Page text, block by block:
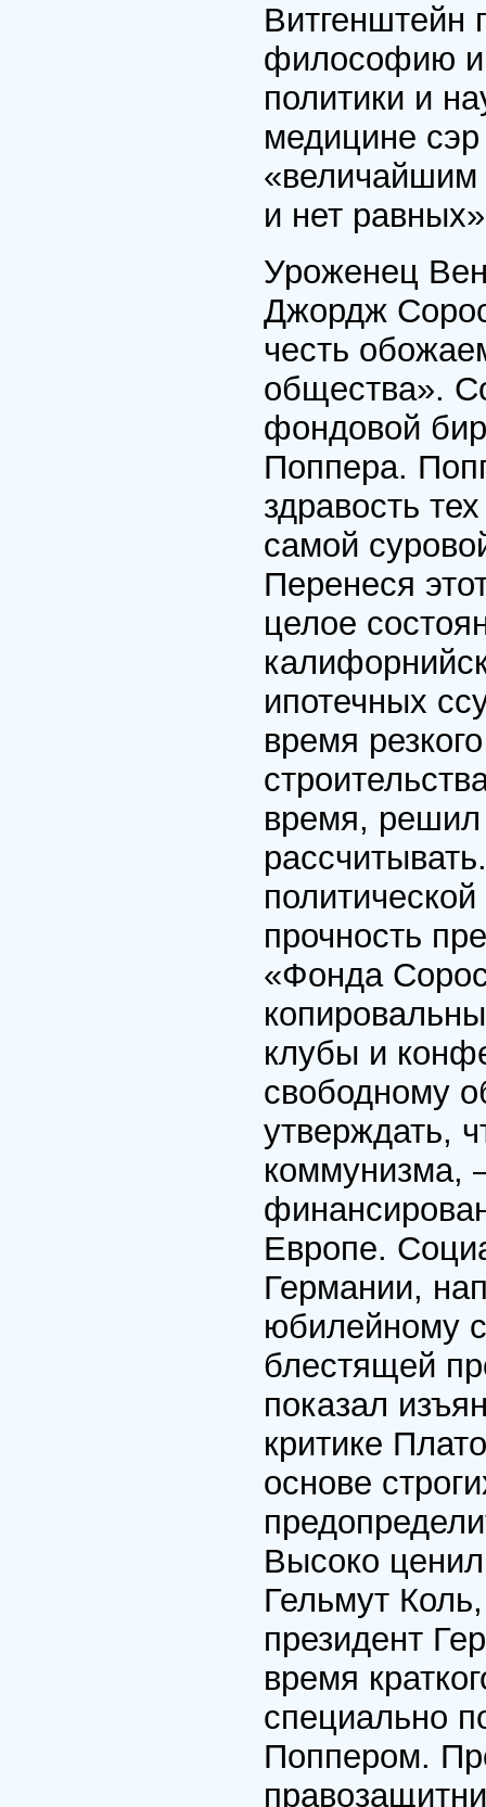
Витгенштейн
философию и
политики и
медицине
и нет
Уроженец
Джордж
честь
общества».
фондовой
Поппера.
здравость
самой
Перенеся
целое
ипотечных
время
время, решил
прочность
«Фонда
клубы и
свободному
утверждать,
коммунизма,
Европе.
Германии,
юбилейному
блестящей
показал
критике
основе
Высоко
Гельмут
президент
время
специально
Поппером.